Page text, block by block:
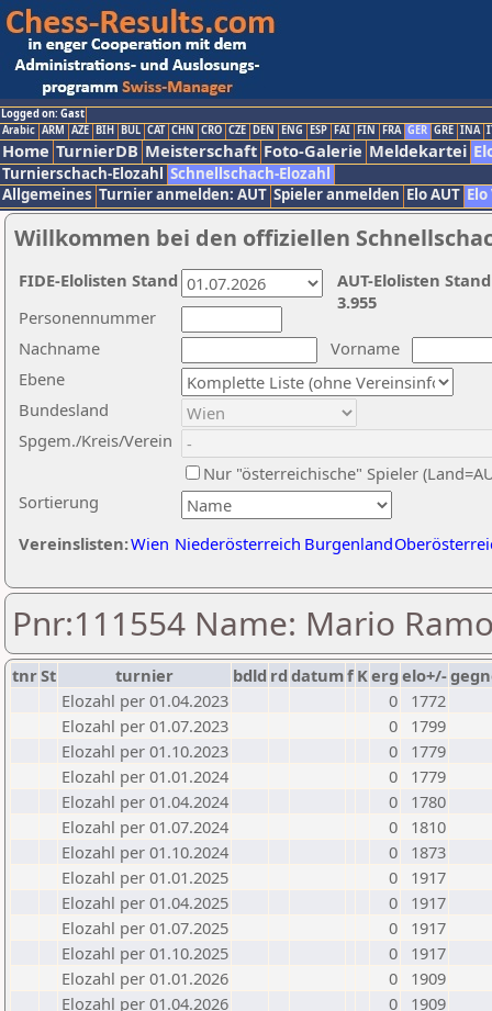
Logged on: Gast
Arabic ARM AZE BIH BUL CAT CHN CRO CZE DEN ENG ESP FAI FIN FRA GER GRE INA
Home TurnierDB Meisterschaft Foto-Galerie Meldekartei
Turnierschach-Elozahl Schnellschach-Elozahl
Allgemeines Turnier anmelden: AUT Spieler anmelden Elo AUT
Willkommen bei den offiziellen
Nachname
Vorname
Ebene
Sortierung
Personennummer
Bundesland
Spgem./Kreis/Verein
Nur "österreichische" Spieler
Vereinslisten:Wien Niederösterreich Burgenland
AUT-Elolisten
3.955
FIDE-Elolisten Stand
Pnr:111554 Name: Mario
tnrSt turnier bdld rd datumf Kerg elo+/-
Elozahl per 01.04.2023
0
1772
Elozahl per 01.07.2023
0
1799
Elozahl per 01.10.2023
0
1779
Elozahl per 01.01.2024
0
1779
Elozahl per 01.04.2024
0
1780
Elozahl per 01.07.2024
0
1810
Elozahl per 01.10.2024
0
1873
Elozahl per 01.01.2025
0
1917
Elozahl per 01.04.2025
0
1917
Elozahl per 01.07.2025
0
1917
Elozahl per 01.10.2025
0
1917
Elozahl per 01.01.2026
0
1909
Elozahl per 01.04.2026
0
1909